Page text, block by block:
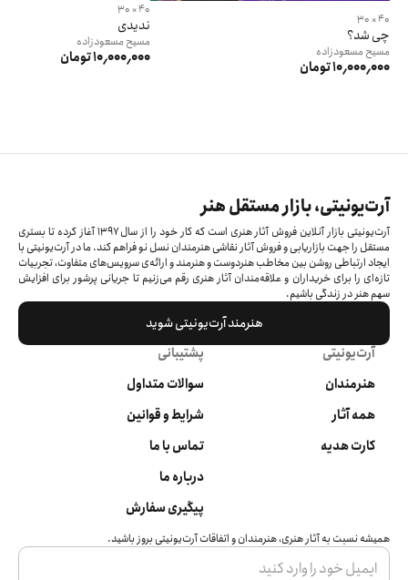
40 × 30
چی شد؟
مسیح مسعودزاده
10٬000٬000 تومان
40 × 30
ندیدی
مسیح مسعودزاده
10٬000٬000 تومان
آرت‌یونیتی، بازار مستقل هنر
آرت‌یونیتی بازار آنلاین فروش آثار هنری است که کار خود را از سال ۱۳۹۷ آغاز کرده‌ تا بستری
مستقل را جهت بازاریابی و فروش آثار نقاشی هنرمندان نسل نو فراهم کند. ما در آرت‌یونیتی با
ایجاد ارتباطی روشن بین مخاطب هنردوست و هنرمند و ارائه‌ی سرویس‌های متفاوت، تجربیات
تازه‌ای را برای خریداران و علاقه‌مندان آثار هنری رقم می‌زنیم تا جریانی پرشور برای افزایش
سهم هنر در زندگی باشیم.
هنرمند آرت‌یونیتی شوید
آرت‌یونیتی
هنرمندان
همه آثار
کارت هدیه
پشتیبانی
سوالات متداول
شرایط و قوانین
تماس با ما
درباره ما
پیگیری سفارش
همیشه نسبت به آثار هنری، هنرمندان و اتفاقات آرت‌یونیتی بروز باشید.